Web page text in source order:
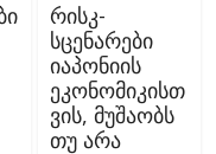
რისკ-
სცენარები
იაპონიის
ეკონომიკისთ
ვის, მუშაობს
თუ არა